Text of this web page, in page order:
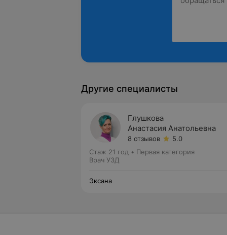
Другие специалисты
Глушкова
Анастасия Анатольевна
8 отзывов
5.0
Стаж 21 год • Первая категория
Врач УЗД
Эксана